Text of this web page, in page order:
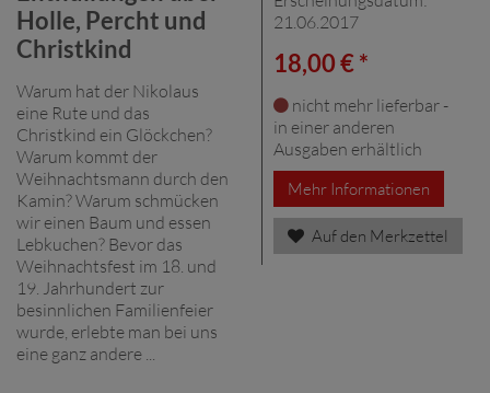
Holle, Percht und
Christkind
Warum hat der Nikolaus
eine Rute und das
Christkind ein Glöckchen?
Warum kommt der
Weihnachtsmann durch den
Kamin? Warum schmücken
wir einen Baum und essen
Lebkuchen? Bevor das
Weihnachtsfest im 18. und
19. Jahrhundert zur
besinnlichen Familienfeier
wurde, erlebte man bei uns
eine ganz andere ...
21.06.2017
18,00 € *
nicht mehr lieferbar -
in einer anderen
Ausgaben erhältlich
Mehr Informationen
Auf den Merkzettel